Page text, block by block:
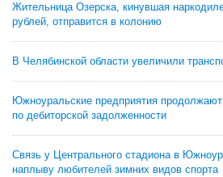
Жительница Озерска, кинувшая
рублей, отправится в колонию
В Челябинской области увеличили
Южноуральские предприятия
по дебиторской задолженности
Связь у Центрального стадиона в
наплыву любителей зимних видов спорта